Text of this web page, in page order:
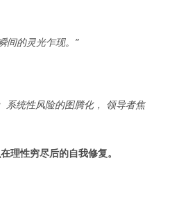
间的灵光乍现。”
系统性风险的图腾化， 领导者焦
理性穷尽后的自我修复。